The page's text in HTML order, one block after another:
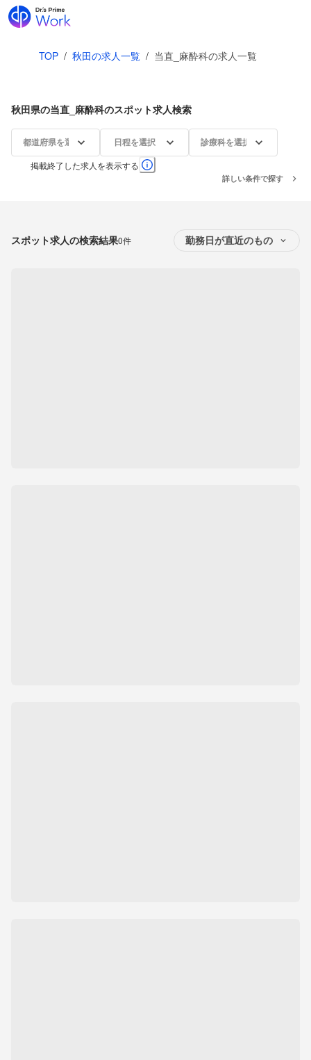
TOP / 秋田の求人一覧 / 当直_麻酔科の求人一覧
秋田県の当直_麻酔科のスポット求人検索
都道府県を選択 日程を選択 診療科を選択
掲載終了した求人を表示する
詳しい条件で探す
スポット求人の検索結果0件 勤務日が直近のもの